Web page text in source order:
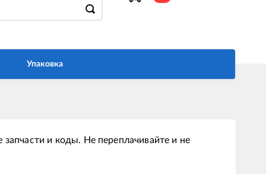
Упаковка
и коды. Не переплачивайте и не